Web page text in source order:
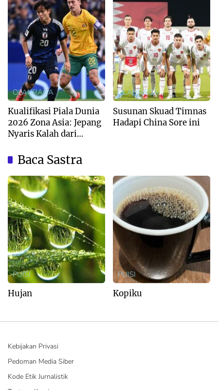
OLAHRAGA
Kualifikasi Piala Dunia
2026 Zona Asia: Jepang
Nyaris Kalah dari
OLAHRAGA
Susunan Skuad Timnas
Hadapi China Sore ini
Baca Sastra
PUISI
Hujan
PUISI
Kopiku
Kebijakan Privasi
Pedoman Media Siber
Kode Etik Jurnalistik